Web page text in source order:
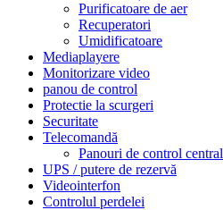
Purificatoare de aer
Recuperatori
Umidificatoare
Mediaplayere
Monitorizare video
panou de control
Protectie la scurgeri
Securitate
Telecomandă
Panouri de control central
UPS / putere de rezervă
Videointerfon
Сontrolul perdelei